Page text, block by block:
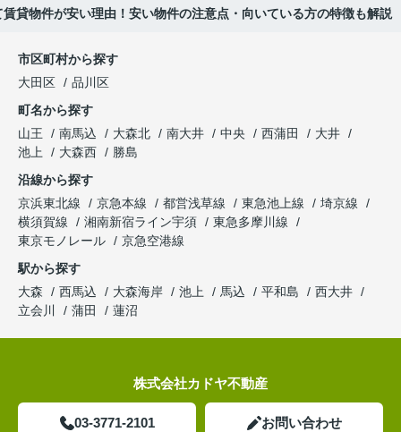
賃貸物件が安い理由！安い物件の注意点・向いている方の特徴も解説
市区町村から探す
大田区
品川区
町名から探す
山王
南馬込 大森北 南大井 中央 西蒲田
大井
池上
大森西
勝島
沿線から探す
京浜東北線
京急本線 都営浅草線 東急池上線
埼京線
横須賀線
湘南新宿ライン宇須
東急多摩川線
東京モノレール
京急空港線
駅から探す
大森
西馬込 大森海岸 池上 馬込 平和島
西大井
立会川
蒲田 蓮沼
株式会社カドヤ不動産
03-3771-2101 お問い合わせ